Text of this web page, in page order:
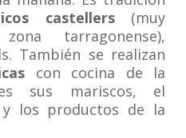
castellers(muy
tarragonense),
También se realizan
con cocina de la
sus mariscos, el
y los productos de la